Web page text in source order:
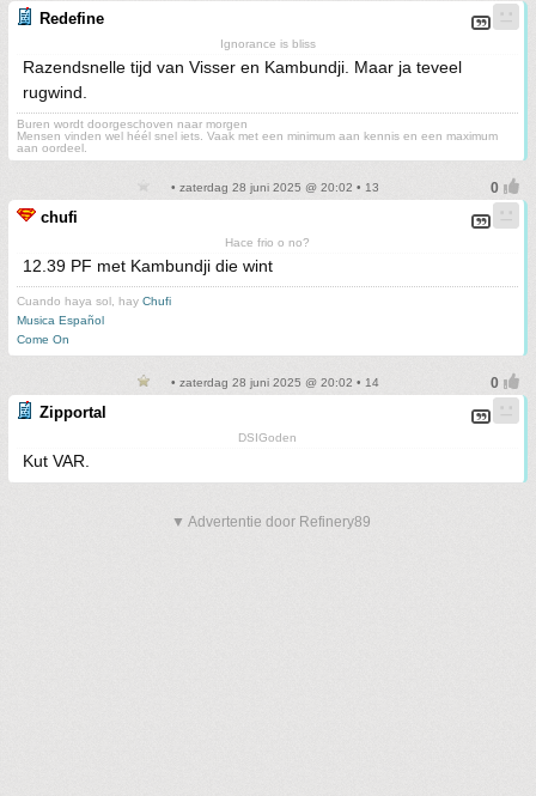
Redefine
Ignorance is bliss
Razendsnelle tijd van Visser en Kambundji. Maar ja teveel
rugwind.
Buren wordt doorgeschoven naar morgen
Mensen vinden wel héél snel iets. Vaak met een minimum aan kennis en een maximum
aan oordeel.
• zaterdag 28 juni 2025 @ 20:02 • 13
chufi
Hace frio o no?
12.39 PF met Kambundji die wint
Cuando haya sol, hay Chufi
Musica Español
Come On
• zaterdag 28 juni 2025 @ 20:02 • 14
Zipportal
DSIGoden
Kut VAR.
▼ Advertentie door Refinery89